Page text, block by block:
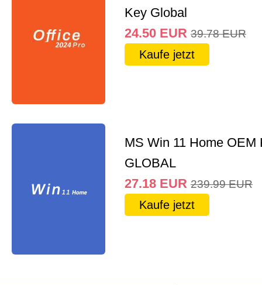
Key Global
24.50 EUR 39.78 EUR
Kaufe jetzt
MS Win 11 Home OEM
GLOBAL
27.18 EUR 239.99 EUR
Kaufe jetzt